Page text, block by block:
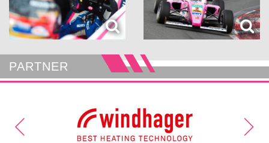
PARTNER